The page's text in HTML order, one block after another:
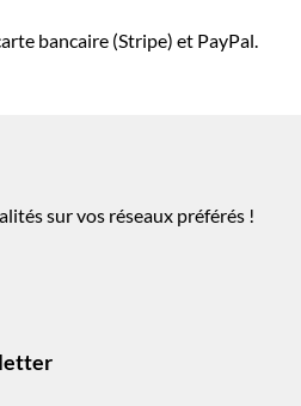
bancaire (Stripe) et PayPal.
sur vos réseaux préférés !